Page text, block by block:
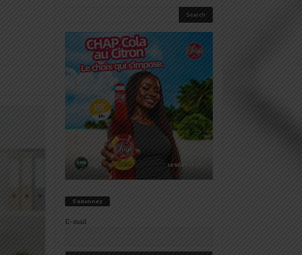
S’abonnez
E-mail